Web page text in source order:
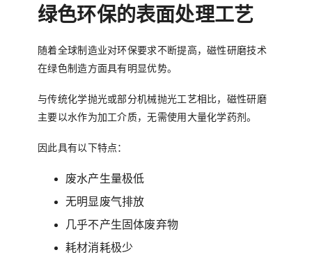
绿色环保的表面处理工艺
随着全球制造业对环保要求不断提高，磁性研磨技术
在绿色制造方面具有明显优势。
与传统化学抛光或部分机械抛光工艺相比，磁性研磨
主要以水作为加工介质，无需使用大量化学药剂。
因此具有以下特点：
废水产生量极低
无明显废气排放
几乎不产生固体废弃物
耗材消耗极少